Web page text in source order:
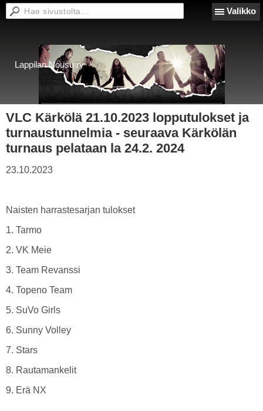
Valikko
Lappilan Nousu ry
VLC Kärkölä 21.10.2023 lopputulokset ja
turnaustunnelmia - seuraava Kärkölän
turnaus pelataan la 24.2. 2024
23.10.2023
Naisten harrastesarjan tulokset
1. Tarmo
2. VK Meie
3. Team Revanssi
4. Topeno Team
5. SuVo Girls
6. Sunny Volley
7. Stars
8. Rautamankelit
9. Erä NX